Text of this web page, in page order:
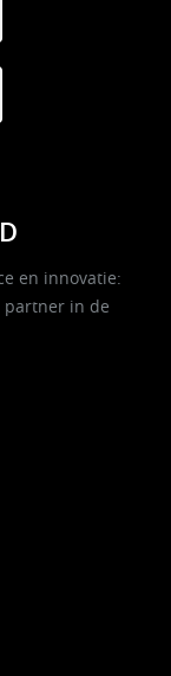
en innovatie:
partner in de